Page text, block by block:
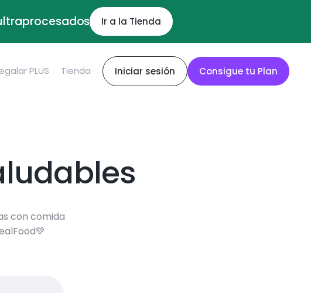
Ir a la Tienda
PLUS Tienda Iniciar sesión Consigue tu Plan
con comida